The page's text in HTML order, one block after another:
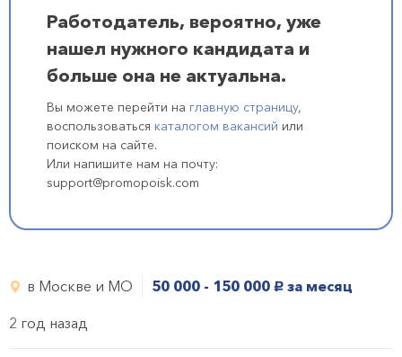
Работодатель, вероятно, уже
нашел нужного кандидата и
больше она не актуальна.
Вы можете перейти на главную страницу,
воспользоваться каталогом вакансий или
поиском на сайте.
Или напишите нам на почту:
support@promopoisk.com
в Москве и МО 50 000 - 150 000 руб. за месяц
2 год назад